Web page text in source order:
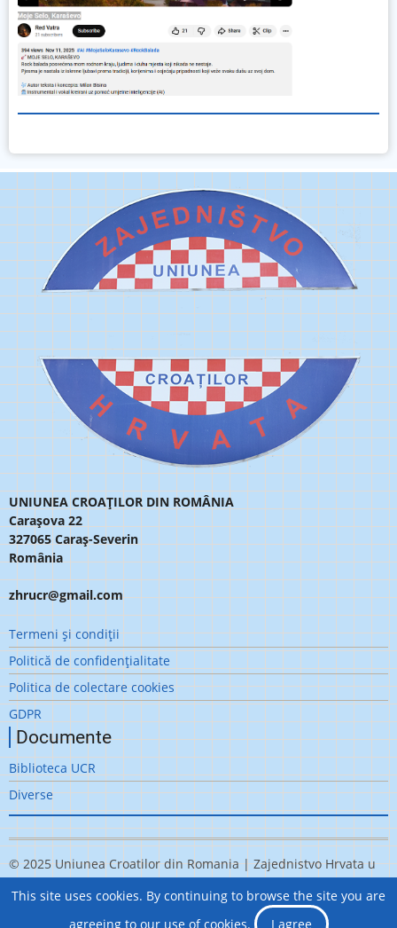
UNIUNEA CROAȚILOR DIN ROMÂNIA
Carașova 22
327065 Caraș-Severin
România
zhrucr@gmail.com
Meniu
subsol
Termeni şi condiţii
Politică de confidenţialitate
Politica de colectare cookies
GDPR
Documente
Biblioteca UCR
Diverse
© 2025 Uniunea Croatilor din Romania | Zajednistvo Hrvata u
Rumunjskoj, All rights reserved.
Realizat deLIDER DESIGN
This site uses cookies. By continuing to browse the site you are
agreeing to our use of cookies.
I agree